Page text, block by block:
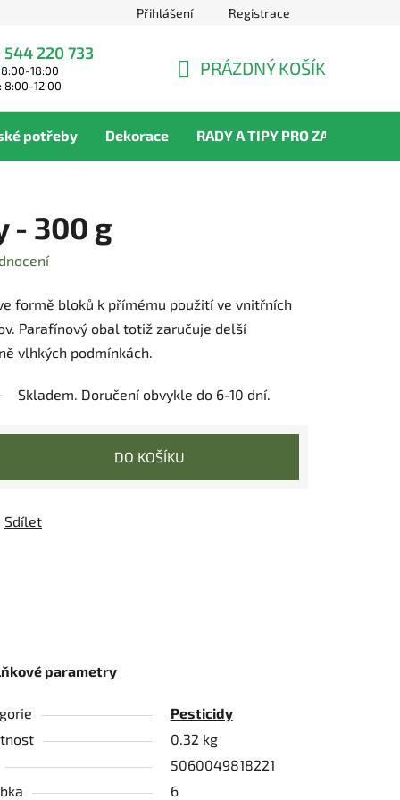
Přihlášení Registrace
220 733
18:00
8:00-12:00
KOŠÍK
PRÁZDNÝ KOŠÍK
potřeby Dekorace RADY A TIPY PRO ZAHRADNÍKY
- 300 g
formě bloků k přímému použití ve vnitřních
Parafínový obal totiž zaručuje delší
vlhkých podmínkách.
Skladem. Doručení obvykle do 6-10 dní.
DO KOŠÍKU
Sdílet
parametry
Pesticidy
0.32 kg
5060049818221
6